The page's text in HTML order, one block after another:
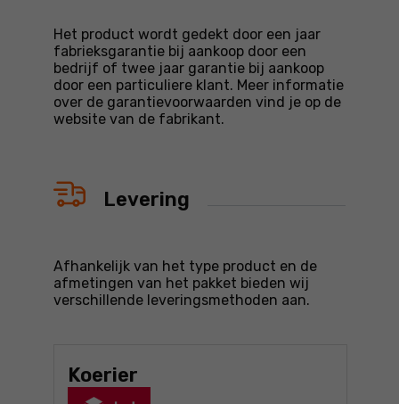
Het product wordt gedekt door een jaar
fabrieksgarantie bij aankoop door een
bedrijf of twee jaar garantie bij aankoop
door een particuliere klant. Meer informatie
over de garantievoorwaarden vind je op de
website van de fabrikant.
Levering
Afhankelijk van het type product en de
afmetingen van het pakket bieden wij
verschillende leveringsmethoden aan.
Koerier